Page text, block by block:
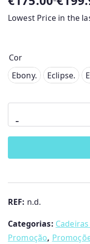
P
r
e
r
a
g
:
0
t
h
Lowest Price in the
Cor
Ebony.
Ebony. Eclipse.
-
de
Cadeira
Signature
REF: n.d.
Categorias:
Promoção,